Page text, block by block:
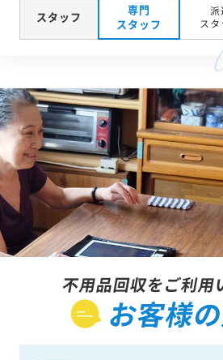
スタッフ
専門
スタッフ
派
スタ
不用品回収をご利用
お客様